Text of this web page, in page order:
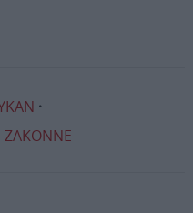
ZAKONNE